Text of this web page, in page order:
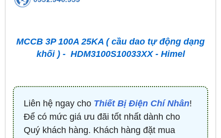
MCCB 3P 100A 25KA ( cầu dao tự động dạng
khối ) - HDM3100S10033XX - Himel
Liên hệ ngay cho Thiết Bị Điện Chí Nhân!
Để có mức giá ưu đãi tốt nhất dành cho
Quý khách hàng. Khách hàng đặt mua